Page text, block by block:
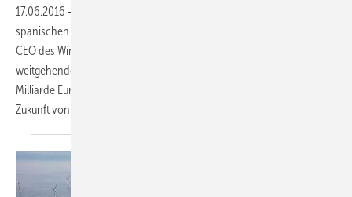
17.06.2016 -
spanischen Windturbinenhersteller Gamesa rückt näher: Jetzt hat der
CEO des Windturbinenherstellers am Firmensetz im Baskenland den
weitgehenden Abschluss der Verhandlungen für den angeblich eine
Milliarde Euro schweren Deal mit einer Videobotschaft bestätigt. Die
Zukunft von Offshore-Turbinenbauer Adwen ist noch